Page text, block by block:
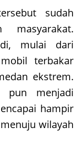
sudah
masyarakat.
mulai dari
terbakar
ekstrem.
pun menjadi
hampir
wilayah